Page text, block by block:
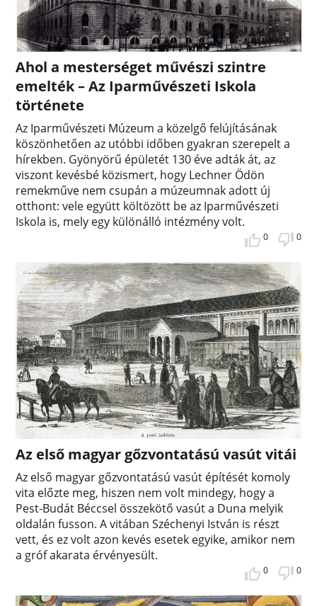
Ahol a mesterséget művészi szintre
emelték – Az Iparművészeti Iskola
története
Az Iparművészeti Múzeum a közelgő felújításának
köszönhetően az utóbbi időben gyakran szerepelt a
hírekben. Gyönyörű épületét 130 éve adták át, az
viszont kevésbé közismert, hogy Lechner Ödön
remekműve nem csupán a múzeumnak adott új
otthont: vele együtt költözött be az Iparművészeti
Iskola is, mely egy különálló intézmény volt.
0 0
Az első magyar gőzvontatású vasút vitái
Az első magyar gőzvontatású vasút építését komoly
vita előzte meg, hiszen nem volt mindegy, hogy a
Pest-Budát Béccsel összekötő vasút a Duna melyik
oldalán fusson. A vitában Széchenyi István is részt
vett, és ez volt azon kevés esetek egyike, amikor nem
a gróf akarata érvényesült.
0 0